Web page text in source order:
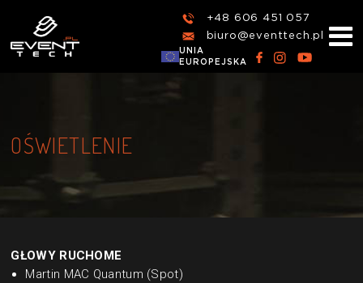
+48 606 451 057
biuro@eventtech.pl
UNIA
EUROPEJSKA
OŚWIETLENIE
GŁOWY RUCHOME
Martin MAC Quantum (Spot)